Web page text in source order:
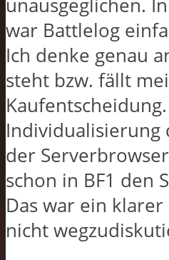
unausgeglichen.
war Battlelog
Ich denke genau
steht bzw. fällt
Individualisierung
der
schon in BF1 den
Das war ein
nicht